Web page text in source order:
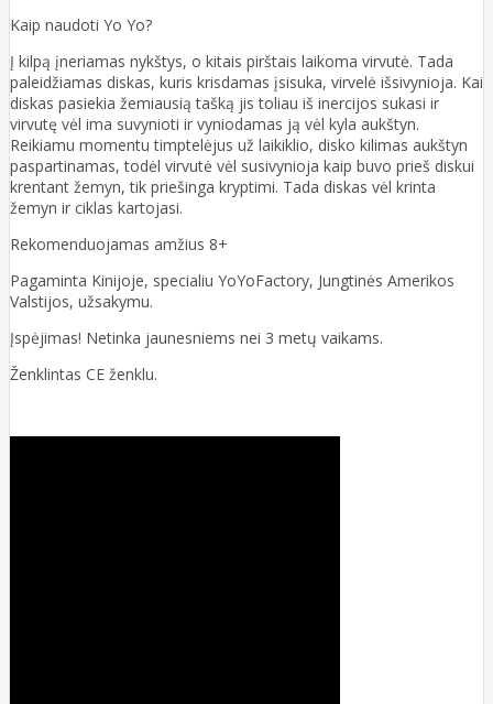
Kaip naudoti Yo Yo?
Į kilpą įneriamas nykštys, o kitais pirštais laikoma virvutė. Tada
paleidžiamas diskas, kuris krisdamas įsisuka, virvelė išsivynioja. Kai
diskas pasiekia žemiausią tašką jis toliau iš inercijos sukasi ir
virvutę vėl ima suvynioti ir vyniodamas ją vėl kyla aukštyn.
Reikiamu momentu timptelėjus už laikiklio, disko kilimas aukštyn
paspartinamas, todėl virvutė vėl susivynioja kaip buvo prieš diskui
krentant žemyn, tik priešinga kryptimi. Tada diskas vėl krinta
žemyn ir ciklas kartojasi.
Rekomenduojamas amžius 8+
Pagaminta Kinijoje, specialiu YoYoFactory, Jungtinės Amerikos
Valstijos, užsakymu.
Įspėjimas! Netinka jaunesniems nei 3 metų vaikams.
Ženklintas CE ženklu.